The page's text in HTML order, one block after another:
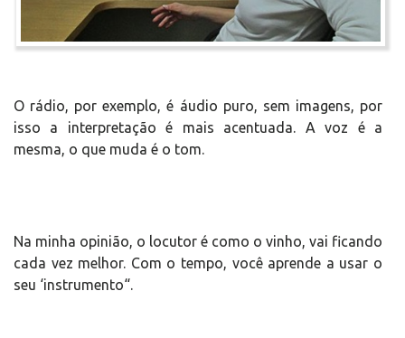
O rádio, por exemplo, é áudio puro, sem imagens, por
isso a interpretação é mais acentuada. A voz é a
mesma, o que muda é o tom.
Na minha opinião, o locutor é como o vinho, vai ficando
cada vez melhor. Com o tempo, você aprende a usar o
seu ‘instrumento“.